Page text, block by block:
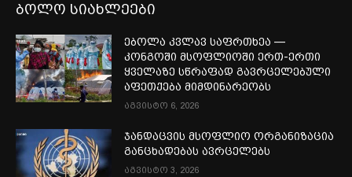
ბოლო სიახლეები
ებოლა კვლავ საფრთხეა —
კონგოში მსოფლიოში ერთ-ერთი
ყველაზე სწრაფად გავრცელებული
აფეთქება მიმდინარეობს
აგვისტო 6, 2026
ჯანდაცვის მსოფლიო ორგანიზაცია
განცხადებას ავრცელებს
აგვისტო 3, 2026